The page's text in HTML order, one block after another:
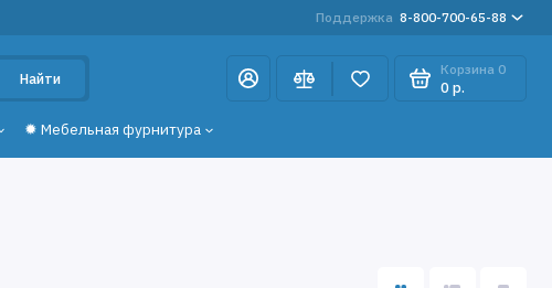
Поддержка 8-800-700-65-88
Найти
Корзина 0
0 р.
✹ Мебельная фурнитура